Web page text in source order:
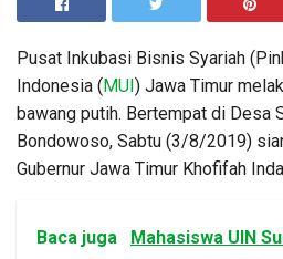
Pusat Inkubasi Bisnis Syariah
Indonesia (MUI) Jawa Timur
bawang putih. Bertempat di Desa
Bondowoso, Sabtu (3/8/2019)
Gubernur Jawa Timur Khofifah
Baca juga
Mahasiswa UIN